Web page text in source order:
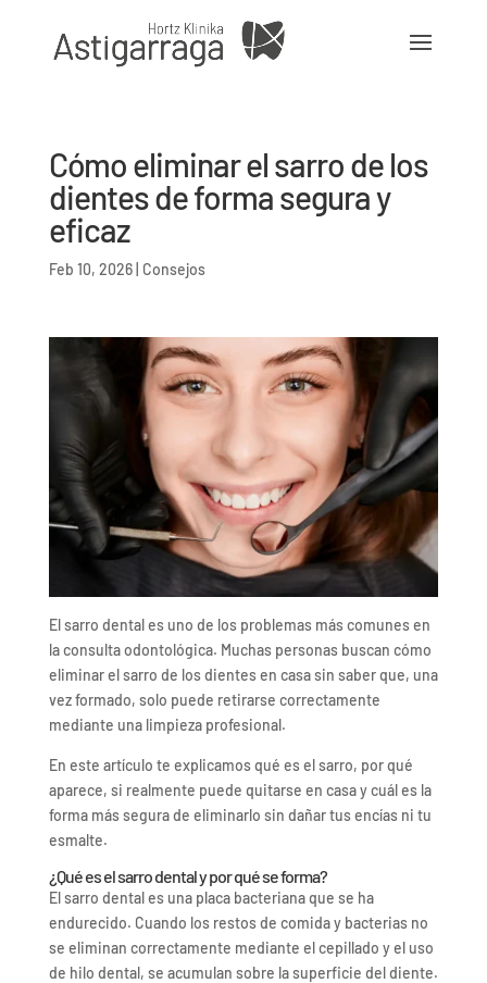
Cómo eliminar el sarro de los
dientes de forma segura y
eficaz
Feb 10, 2026| Consejos
El sarro dental es uno de los problemas más comunes en
la consulta odontológica. Muchas personas buscan cómo
eliminar el sarro de los dientes en casa sin saber que, una
vez formado, solo puede retirarse correctamente
mediante una limpieza profesional.
En este artículo te explicamos qué es el sarro, por qué
aparece, si realmente puede quitarse en casa y cuál es la
forma más segura de eliminarlo sin dañar tus encías ni tu
esmalte.
¿Qué es el sarro dental y por qué se forma?
El sarro dental es una placa bacteriana que se ha
endurecido. Cuando los restos de comida y bacterias no
se eliminan correctamente mediante el cepillado y el uso
de hilo dental, se acumulan sobre la superficie del diente.